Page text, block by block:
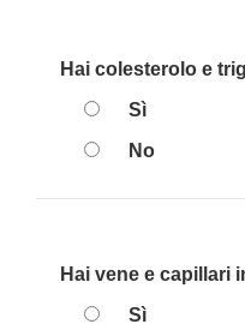
Hai colesterolo e
Sì
No
Hai vene e capillari
Sì